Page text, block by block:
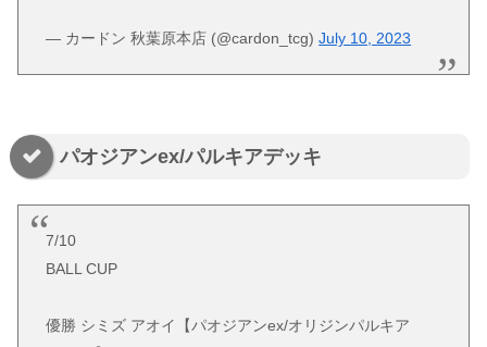
— カードン 秋葉原本店 (@cardon_tcg)July 10, 2023
パオジアンex/パルキアデッキ
7/10
BALL CUP
優勝 シミズ アオイ【パオジアンex/オリジンパルキア